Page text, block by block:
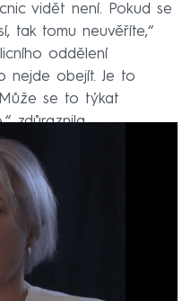
vidět není. Pokud se
tak tomu neuvěříte,“
oddělení
nejde obejít. Je to
se to týkat
zdůraznila.